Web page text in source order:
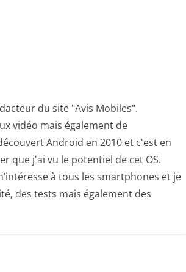
du site "Avis Mobiles".
vidéo mais également de
Android en 2010 et c'est en
que j'ai vu le potentiel de cet OS.
à tous les smartphones et je
des tests mais également des